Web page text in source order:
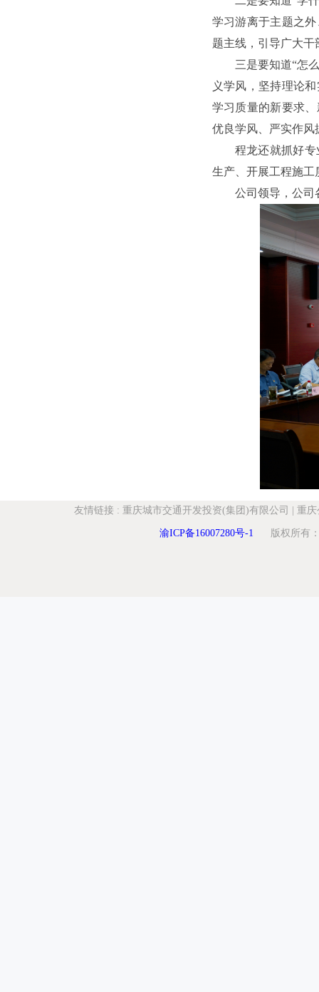
学习游离于主题之
题主线，引导广大
三是要知道“怎
义学风，坚持理论
学习质量的新要求
优良学风、严实作风
程龙还就抓好
生产、开展工程施工
公司领导，公司
友情链接 : 重庆城市交通开发投资(集团)有限公司 重庆
渝ICP备16007280号-1 版权所有：